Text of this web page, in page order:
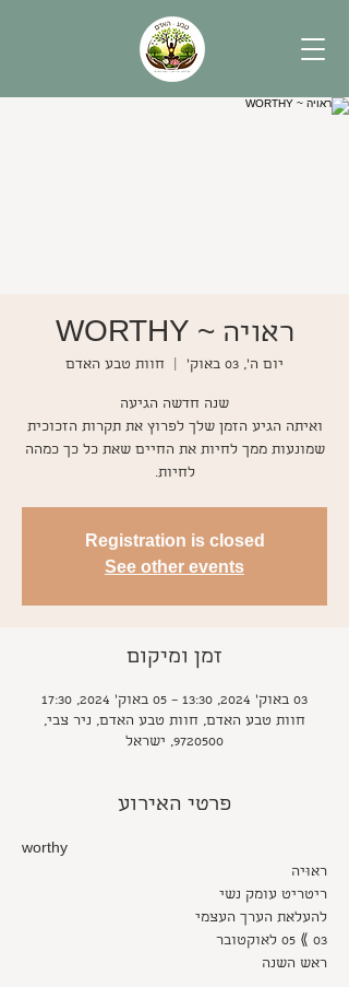
ראויה ~ WORTHY
יום ה׳, 03 באוק׳ חוות טבע האדם
שמונעות ממך לחיות את החיים שאת כל כך כמהה
לחיות.
Registration is closed
See other events
זמן ומיקום
03 באוק׳ 2024, 13:30 – 05 באוק׳ 2024, 17:30
חוות טבע האדם, חוות טבע האדם, ניר צבי,
9720500, ישראל
פרטי האירוע
worthy
ראוּיה
ריטריט עומק נשי
להעלאת הערך העצמי
03 ⟫ 05 לאוקטובר
ראש השנה